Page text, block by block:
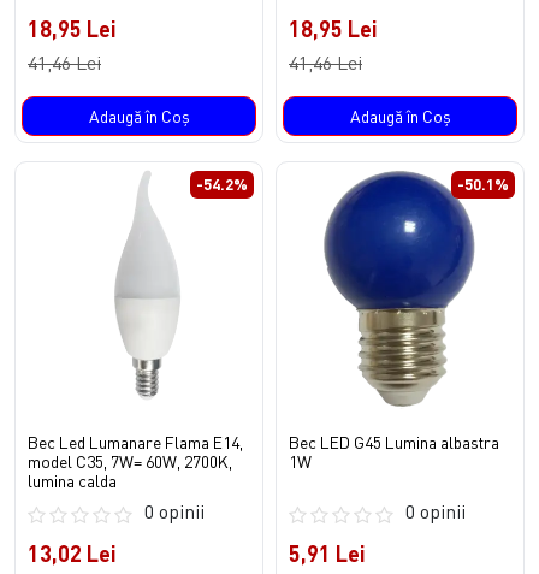
18,95 Lei
41,46 Lei
Adaugă în Coş
18,95 Lei
41,46 Lei
Adaugă în Coş
-54.2%
Bec Led Lumanare Flama E14,
model C35, 7W= 60W, 2700K,
lumina calda
0 opinii
13,02 Lei
-50.1%
Bec LED G45 Lumina albastra
1W
0 opinii
5,91 Lei